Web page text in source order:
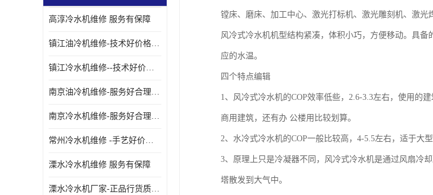
油冷却机厂家
高淳冷水机维修 服务有保障
镇江油冷机维修-技术好价格便宜
镇江冷水机维修--技术好价格便宜
南京油冷机维修-服务好合理收费
南京冷水机维修-服务好合理收费
常州冷水机维修 -手艺好价格便宜
溧水冷水机维修 服务有保障
溧水冷水机厂家-正品行货质量有保障
镗床、磨床、加工中心、激光打标机、激光雕刻机、激光
风冷式冷水机机型结构紧凑，体积小巧，方便移动。具
应的水温。
四个特点编辑
1、风冷式冷水机的COP效率低些，2.6-3.3左右，使用的
商用建筑，还有办 公楼用比较划算。
2、水冷式冷水机的COP一般比较高，4-5.5左右，适于大
3、原理上只是冷凝器不同，风冷式冷水机是通过风扇冷
塔散发到大气中。